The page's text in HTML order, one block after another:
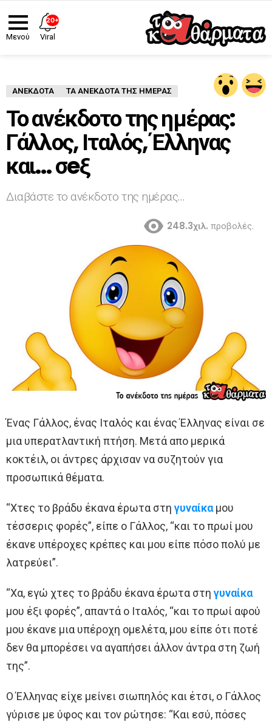
Μενού
ΑΝΈΚΔΟΤΑ ΤΑ ΑΝΕΚΔΟΤΑ ΤΗΣ ΗΜΕΡΑΣ
Το ανέκδοτο της ημέρας:
Γάλλος, Ιταλός, Έλληνας
και… σeξ
Διαβάστε το ανέκδοτο της ημέρας…
248.3χιλ. προβολές.
Ένας Γάλλος, ένας Ιταλός και ένας Έλληνας είναι σε
μια υπερατλαντική πτήση. Μετά απο μερικά
κοκτέιλ, οι άντρες άρχισαν να συζητούν για
προσωπικά θέματα.
“Χτες το βράδυ έκανα έρωτα στη γυναίκαμου
τέσσερις φορές”, είπε ο Γάλλος, “και το πρωί μου
έκανε υπέροχες κρέπες και μου είπε πόσο πολύ με
λατρεύει”.
“Χα, εγώ χτες το βράδυ έκανα έρωτα στη γυναίκα
μου έξι φορές”, απαντά ο Ιταλός, “και το πρωί αφού
μου έκανε μια υπέροχη ομελέτα, μου είπε ότι ποτέ
δεν θα μπορέσει να αγαπήσει άλλον άντρα στη ζωή
της”.
Ο Έλληνας είχε μείνει σιωπηλός και έτσι, ο Γάλλος
γύρισε με ύφος και τον ρώτησε: “Και εσύ, πόσες
20+
Viral